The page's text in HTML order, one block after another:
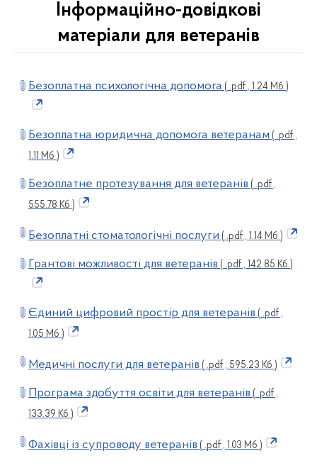
Інформаційно-довідкові
матеріали для ветеранів
Безоплатна психологічна допомога ( .pdf , 1.24 Мб )
Безоплатна юридична допомога ветеранам ( .pdf ,
1.11 Мб )
Безоплатне протезування для ветеранів ( .pdf ,
555.78 Кб )
Безоплатні стоматологічні послуги ( .pdf , 1.14 Мб )
Грантові можливості для ветеранів ( .pdf , 142.85 Кб )
Єдиний цифровий простір для ветеранів ( .pdf ,
1.05 Мб )
Медичні послуги для ветеранів ( .pdf , 595.23 Кб )
Програма здобуття освіти для ветеранів ( .pdf ,
133.39 Кб )
Фахівці із супроводу ветеранів ( .pdf , 1.03 Мб )